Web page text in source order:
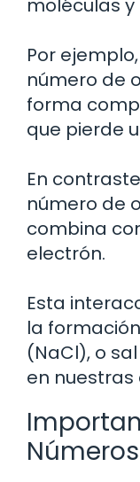
moléculas
Por
número de
forma
que pierde
En
número de
combina
electrón.
Esta
la
(NaCl), o
en nuestras